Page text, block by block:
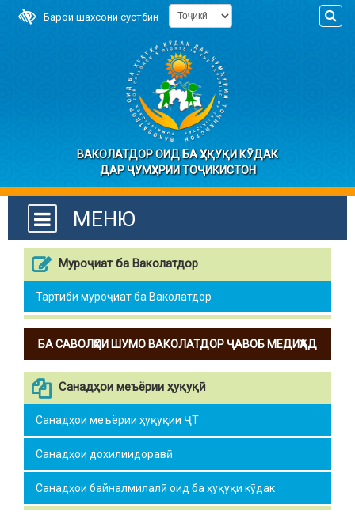
Барои шахсони сустбин
ВАКОЛАТДОР ОИД БА ҲУҚУҚИ КӮДАК
ДАР ҶУМҲУРИИ ТОҶИКИСТОН
МЕНЮ
Муроҷиат ба Ваколатдор
Тартиби муроҷиат ба Ваколатдор
БА САВОЛҲОИ ШУМО ВАКОЛАТДОР ҶАВОБ МЕДИҲАД
Санадҳои меъёрии ҳуқуқӣ
Санадҳои меъёрии ҳуқуқии ҶТ
Санадҳои дохилиидоравӣ
Санадҳои байналмилалӣ оид ба ҳуқуқи кӯдак